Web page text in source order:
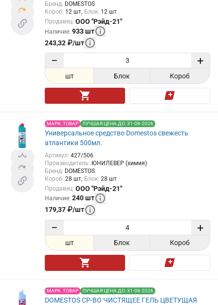
Бренд: DOMESTOS
Короб: 12 шт Блок: 12 шт
Продавец: ООО "Рэйд-21"
Наличие: 933шт
243,32 ₽/шт
− +
шт Блок Короб
МАРК. ТОВАР ЛУЧШАЯ ЦЕНА ДО: 31-08-2026
Универсальное средство Domestos свежесть
атлантики 500мл.
Артикул: 427/506
Производитель: ЮНИЛЕВЕР (химия)
Бренд: DOMESTOS
Короб: 28 шт Блок: 28 шт
Продавец: ООО "Рэйд-21"
Наличие: 240шт
179,37 ₽/шт
− +
шт Блок Короб
МАРК. ТОВАР ЛУЧШАЯ ЦЕНА ДО: 31-08-2026
DOMESTOS СР-ВО ЧИСТЯЩЕЕ ГЕЛЬ ЦВЕТУЩАЯ